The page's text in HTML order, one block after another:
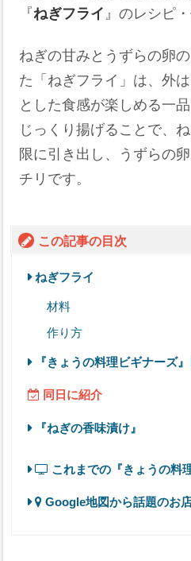
『ねぎフライ 』のレシピ
ねぎの甘みとうずらの卵
た「ねぎフライ」は、外
とした食感が楽しめる一
じっくり揚げることで、
限に引き出し、うずらの
チリです。
この記事の目次
ねぎフライ
材料
作り方
『きょうの料理ビギナーズ
同日に紹介
『ねぎの香味漬け』
これまでの『きょうの料
Google地図から話題のお